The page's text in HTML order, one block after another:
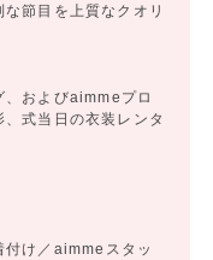
節目を上質なクオリ
、およびaimmeプロ
式当日の衣装レンタ
付け／aimmeスタッ